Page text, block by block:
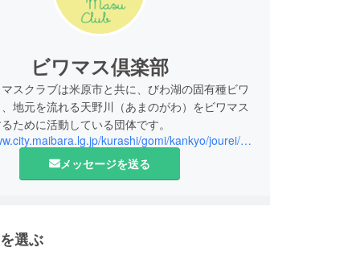
ビワマス倶楽部
スクラブは米原市と共に、びわ湖の固有種ビワ
地元を流れる天野川（あまのがわ）をビワマス
ために活動している団体です。
http://www.city.maibara.lg.jp/kurashi/gomi/kankyo/jourei/biwamasu/4730.html
メッセージを送る
選ぶ